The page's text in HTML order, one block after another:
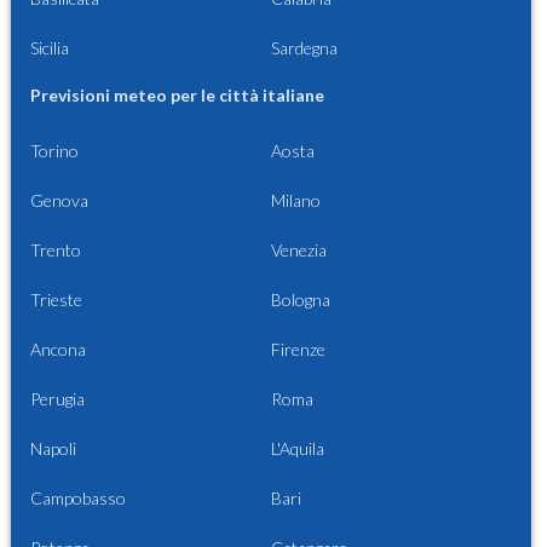
Sicilia Sardegna
Previsioni meteo per le città italiane
Torino Aosta
Genova Milano
Trento Venezia
Trieste Bologna
Ancona Firenze
Perugia Roma
Napoli L'Aquila
Campobasso Bari